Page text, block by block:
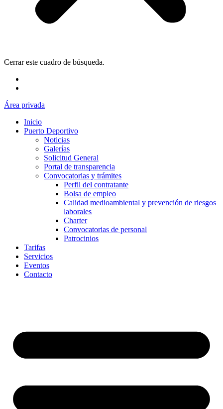
Cerrar este cuadro de búsqueda.
Área privada
Inicio
Puerto Deportivo
Noticias
Galerías
Solicitud General
Portal de transparencia
Convocatorias y trámites
Perfil del contratante
Bolsa de empleo
Calidad medioambiental y prevención de riesgos
laborales
Charter
Convocatorias de personal
Patrocinios
Tarifas
Servicios
Eventos
Contacto